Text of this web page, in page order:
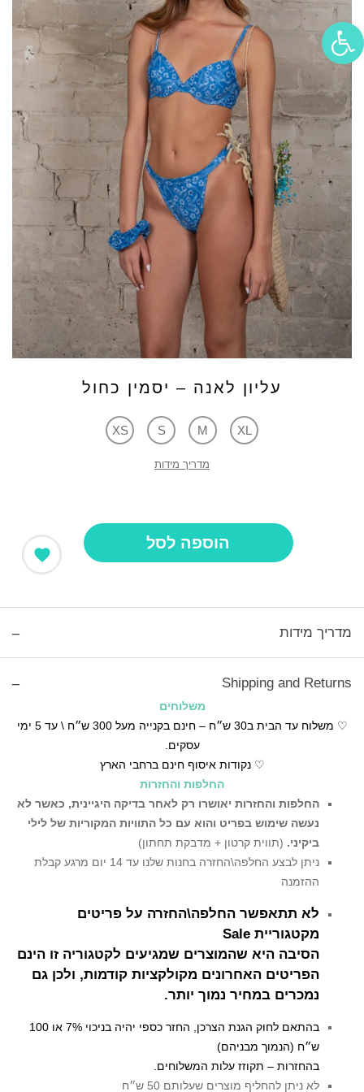
עליון לאנה – יסמין כחול
XL
M
S
XS
מדריך מידות
הוספה לסל
מדריך מידות
Shipping and Returns
משלוחים
♡ משלוח עד הבית ב30 ש״ח – חינם בקנייה מעל 300 ש״ח \ עד 5 ימי
עסקים.
♡ נקודות איסוף חינם ברחבי הארץ
החלפות והחזרות
החלפות והחזרות יאושרו רק לאחר בדיקה היגיינית, כאשר לא
נעשה שימוש בפריט והוא עם כל התוויות המקוריות של לילי
ביקיני. (תווית קרטון + מדבקת תחתון)
ניתן לבצע החלפה\החזרה בחנות שלנו עד 14 יום מרגע קבלת
ההזמנה
לא תתאפשר החלפה\החזרה על פריטים
מקטגוריית Sale
הסיבה היא שהמוצרים שמגיעים לקטגוריה זו הינם
הפריטים האחרונים מקולקציות קודמות, ולכן גם
נמכרים במחיר נמוך יותר.
בהתאם לחוק הגנת הצרכן, החזר כספי יהיה בניכוי 7% או 100
ש״ח (הנמוך מבניהם)
בהחזרות – תקוזז עלות המשלוחים.
לא ניתן להחליף מוצרים שעלותם 50 ש״ח
פתח סרגל נגישות